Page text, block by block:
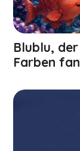
Blublu,
Farben